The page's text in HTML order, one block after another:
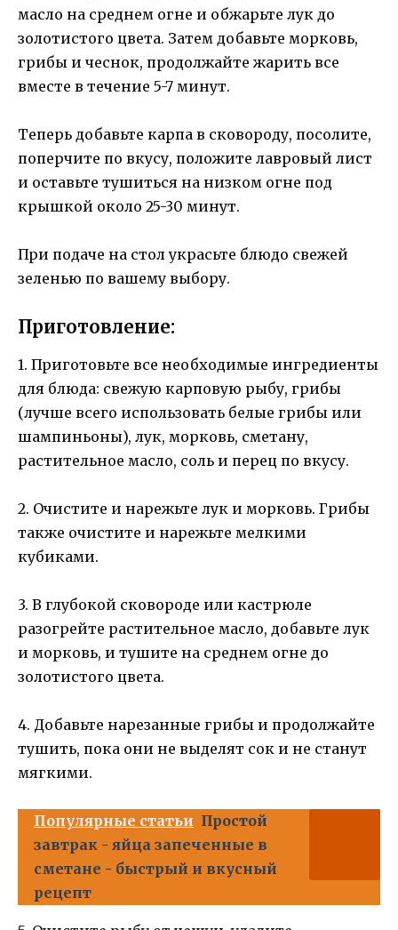
масло на среднем огне и обжарьте лук до
золотистого цвета. Затем добавьте морковь,
грибы и чеснок, продолжайте жарить все
вместе в течение 5-7 минут.
Теперь добавьте карпа в сковороду, посолите,
поперчите по вкусу, положите лавровый лист
и оставьте тушиться на низком огне под
крышкой около 25-30 минут.
При подаче на стол украсьте блюдо свежей
зеленью по вашему выбору.
Приготовление:
1. Приготовьте все необходимые ингредиенты
для блюда: свежую карповую рыбу, грибы
(лучше всего использовать белые грибы или
шампиньоны), лук, морковь, сметану,
растительное масло, соль и перец по вкусу.
2. Очистите и нарежьте лук и морковь. Грибы
также очистите и нарежьте мелкими
кубиками.
3. В глубокой сковороде или кастрюле
разогрейте растительное масло, добавьте лук
и морковь, и тушите на среднем огне до
золотистого цвета.
4. Добавьте нарезанные грибы и продолжайте
тушить, пока они не выделят сок и не станут
мягкими.
Популярные статьи Простой
завтрак - яйца запеченные в
сметане - быстрый и вкусный
рецепт